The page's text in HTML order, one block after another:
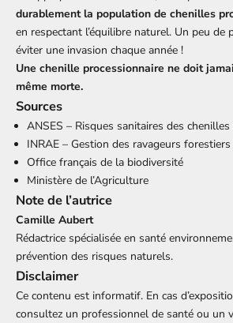
durablement la population de chenilles
en respectant l’équilibre naturel. Un peu
éviter une invasion chaque année !
Une chenille processionnaire ne doit
même morte.
Sources
ANSES – Risques sanitaires des
INRAE – Gestion des ravageurs forestiers
Office français de la biodiversité
Ministère de l’Agriculture
Note de l’autrice
Camille Aubert
Rédactrice spécialisée en santé
prévention des risques naturels.
Disclaimer
Ce contenu est informatif. En cas
consultez un professionnel de santé ou un